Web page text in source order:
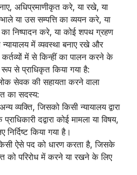
अधिप्रमाणीकृत करे, या रखे, या
या उस सम्पत्ति का व्ययन करे, या
निष्पादन करे, या कोई शपथ ग्रहण
न्यायालय में व्यवस्था बनाए रखे और
में से किन्हीं का पालन करने के
रूप से प्राधिकृत किया गया है:
सेवक की सहायता करने वाला
का सदस्य:
व्यक्ति, जिसको किसी न्यायालय द्वारा
दद्वारा कोई मामला या विषय,
निर्दिष्ट किया गया है।
ऐसे पद को धारण करता है, जिसके
को परिरोध में करने या रखने के लिए